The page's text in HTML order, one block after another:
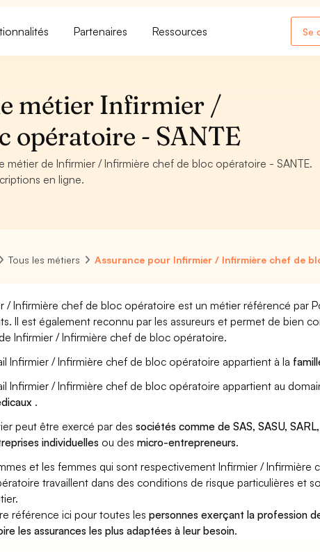
Partenaires Ressources Se
métier Infirmier /
opératoire - SANTE
métier de Infirmier / Infirmière chef de bloc opératoire - SANTE.
en ligne.
Tous les métiers Assurance pour Infirmier / Infirmière chef de
/ Infirmière chef de bloc opératoire est un métier référencé par
Il est également reconnu par les assureurs et permet de bien
Infirmier / Infirmière chef de bloc opératoire.
Infirmier / Infirmière chef de bloc opératoire appartient à la
Infirmier / Infirmière chef de bloc opératoire appartient au
.
peut être exercé par dessociétés comme de SAS, SASU,
individuelles ou desmicro-entrepreneurs.
et les femmes qui sont respectivement Infirmier /
travaillent dans des conditions de risque particulières et
référence ici pour toutes lespersonnes exerçant la profession
les assurances les plus adaptées à leur besoin.